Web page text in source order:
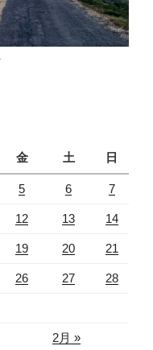
金 土 日
5 6 7
12 13 14
19 20 21
26 27 28
2月 »